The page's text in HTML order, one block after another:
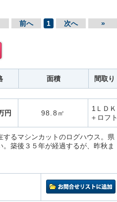
前へ 1 次へ »
面積 間取り
円 98.8㎡
1ＬＤＫ
＋ロフト
るマシンカットのログハウス。県
築後３５年が経過するが、昨秋ま